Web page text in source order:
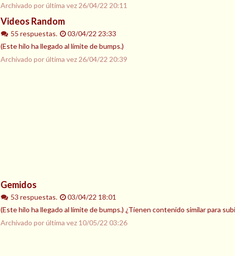
Archivado por última vez 26/04/22 20:11
Videos Random
55 respuestas.
03/04/22 23:33
(Este hilo ha llegado al límite de bumps.)
Archivado por última vez 26/04/22 20:39
Gemidos
53 respuestas.
03/04/22 18:01
(Este hilo ha llegado al límite de bumps.) ¿Tienen contenido similar para
Archivado por última vez 10/05/22 03:26